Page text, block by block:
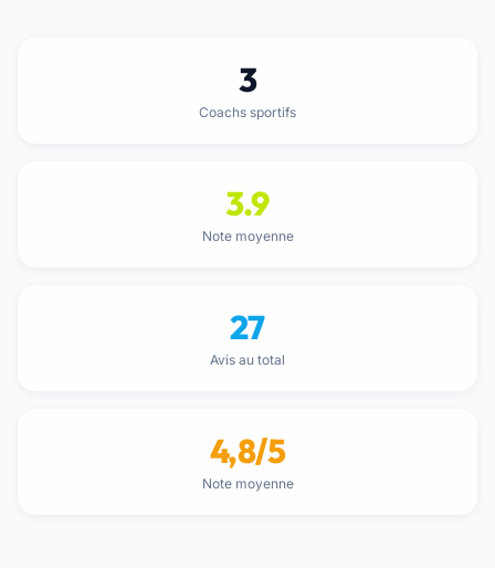
3
Coachs sportifs
3.9
Note moyenne
27
Avis au total
4,8/5
Note moyenne